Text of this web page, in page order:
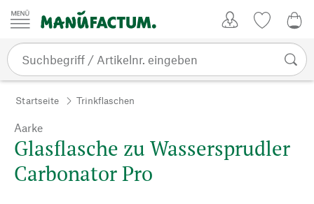
Zum Inhalt springen
Startseite Trinkflaschen
Aarke
Glasflasche zu Wassersprudler
Carbonator Pro